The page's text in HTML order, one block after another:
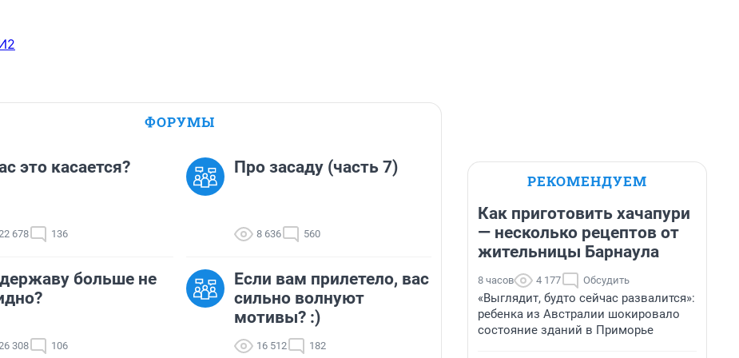
туда только спустя 2 часа.
по подозрению в оставлении места аварии и нарушении требований
ФОРУМЫ
это касается?
678 136
Про засаду (часть 7)
8 636 560
больше не
308 106
Если вам прилетело, вас
сильно волнуют
мотивы? :)
16 512 182
РЕКОМЕНДУЕМ
Как приготовить хачапури
— несколько рецептов от
жительницы Барнаула
8 часов 4 177 Обсудить
«Выглядит, будто сейчас развалится»:
ребенка из Австралии шокировало
состояние зданий в Приморье